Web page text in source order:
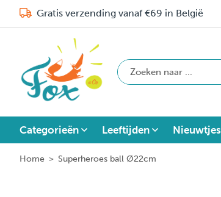
Gratis verzending vanaf €69 in België
Categorieën Leeftijden Nieuwtjes
Home > Superheroes ball Ø22cm